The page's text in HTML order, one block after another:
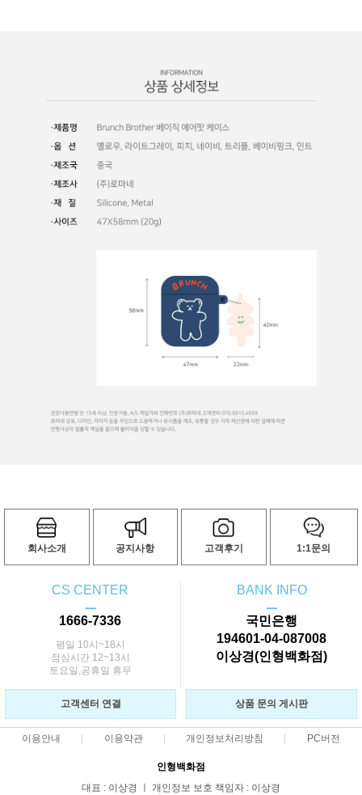
회사소개 공지사항 고객후기 1:1문의
CS CENTER
ㅡ
1666-7336
평일 10시~18시
점심시간 12~13시
토요일,공휴일 휴무
BANK INFO
ㅡ
국민은행
194601-04-087008
이상경(인형백화점)
고객센터 연결 상품 문의 게시판
이용안내 이용약관 개인정보처리방침 PC버전
인형백화점
대표 : 이상경 ㅣ 개인정보 보호 책임자 : 이상경